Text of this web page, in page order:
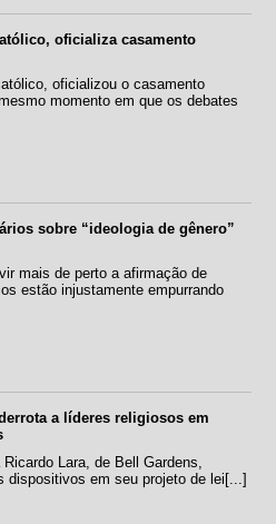
oficializa casamento
oficializou o casamento
momento em que os debates
sobre “ideologia de gênero”
mais de perto a afirmação de
estão injustamente empurrando
a líderes religiosos em
Lara, de Bell Gardens,
dispositivos em seu projeto de lei[...]